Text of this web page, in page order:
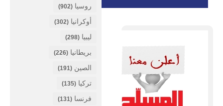
روسيا (902)
أوكرانيا (302)
ليبيا (298)
بريطانيا (226)
الصين (191)
تركيا (135)
فرنسا (131)